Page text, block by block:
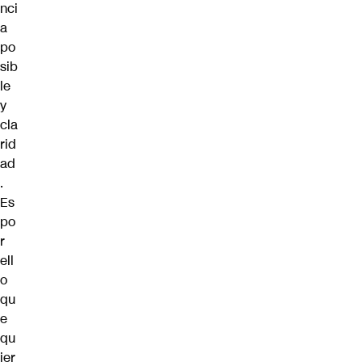
nci
a
po
sib
le
y
cla
rid
ad
.
Es
po
r
ell
o
qu
e
qu
ier